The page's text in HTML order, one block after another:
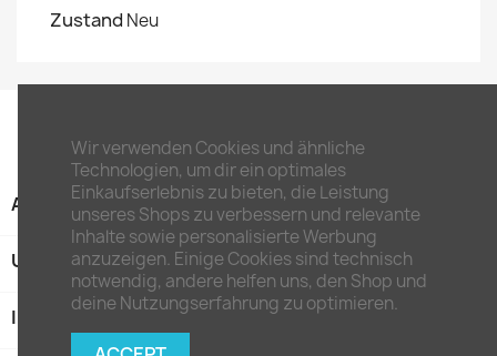
Zustand Neu
ARTIKEL
UNTERNEHMEN
IHR KONTO
Wir verwenden Cookies und ähnliche
Technologien, um dir ein optimales
Einkaufserlebnis zu bieten, die Leistung
unseres Shops zu verbessern und relevante
Inhalte sowie personalisierte Werbung
anzuzeigen. Einige Cookies sind technisch
notwendig, andere helfen uns, den Shop und
deine Nutzungserfahrung zu optimieren.